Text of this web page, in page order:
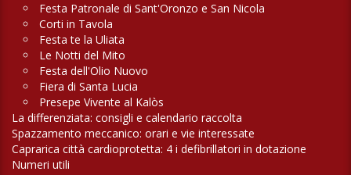
Festa Patronale di Sant'Oronzo e San Nicola
Corti in Tavola
Festa te la Uliata
Le Notti del Mito
Festa dell'Olio Nuovo
Fiera di Santa Lucia
Presepe Vivente al Kalòs
La differenziata: consigli e calendario raccolta
Spazzamento meccanico: orari e vie interessate
Caprarica città cardioprotetta: 4 i defibrillatori in dotazione
Numeri utili